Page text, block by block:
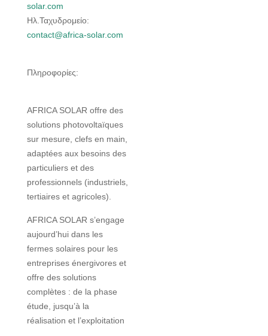
solar.com
Ηλ.Ταχυδρομείο:
contact@africa-solar.com
Πληροφορίες:
AFRICA SOLAR offre des
solutions photovoltaïques
sur mesure, clefs en main,
adaptées aux besoins des
particuliers et des
professionnels (industriels,
tertiaires et agricoles).
AFRICA SOLAR s’engage
aujourd’hui dans les
fermes solaires pour les
entreprises énergivores et
offre des solutions
complètes : de la phase
étude, jusqu’à la
réalisation et l’exploitation